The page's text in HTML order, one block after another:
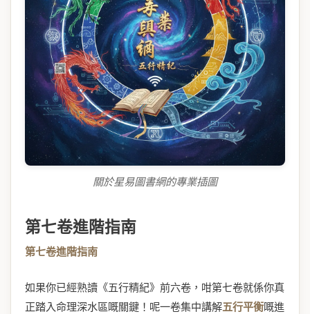
關於星易圖書網的專業插圖
第七卷進階指南
第七卷進階指南
如果你已經熟讀《五行精紀》前六卷，咁第七卷就係你真
正踏入命理深水區嘅關鍵！呢一卷集中講解五行平衡嘅進